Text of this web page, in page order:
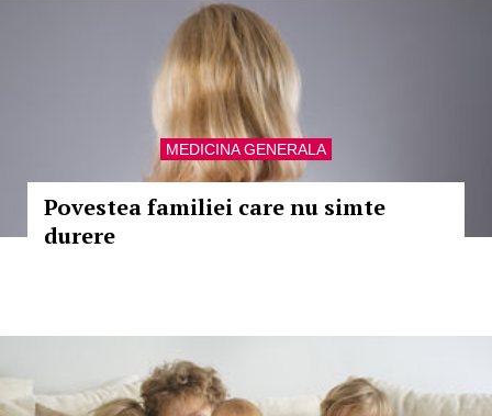
MEDICINA GENERALA
Povestea familiei care nu simte
durere